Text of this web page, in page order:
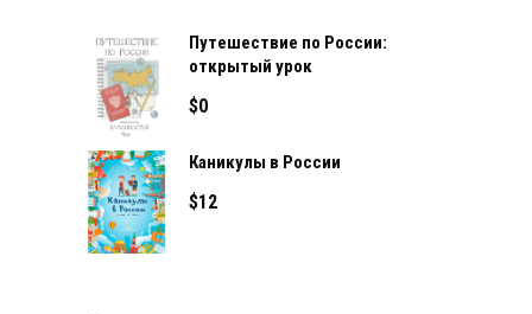
Путешествие по России:
открытый урок
$0
Каникулы в России
$12